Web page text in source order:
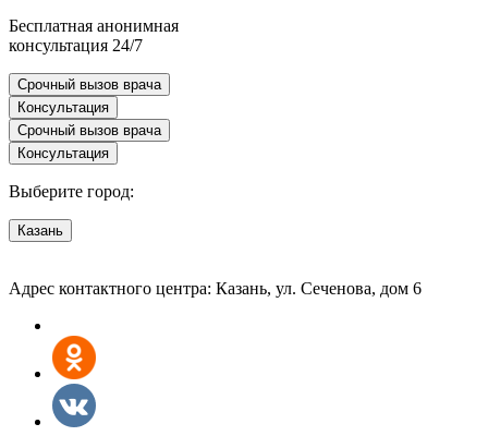
Бесплатная анонимная
консультация 24/7
Срочный вызов врача
Консультация
Срочный вызов врача
Консультация
Выберите город:
Казань
Адрес контактного центра: Казань, ул. Сеченова, дом 6